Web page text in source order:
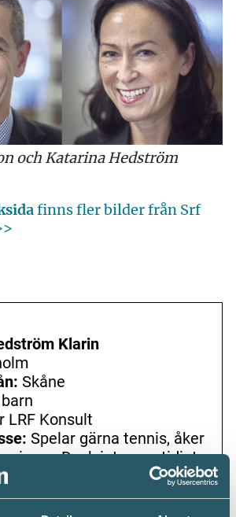
och Katarina Hedström
finns fler bilder från Srf
Klarin
Skåne
LRF Konsult
Spelar gärna tennis, åker
Dock inte samtidigt.
skogsfastighet i Småland.
barn:Arkeolog